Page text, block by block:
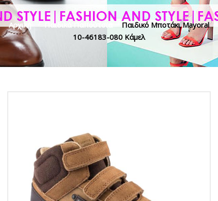
Αρχική > Παιδικά Παπούτσια > Παιδικό Μποτάκι Mayoral
10-46183-080 Κάμελ